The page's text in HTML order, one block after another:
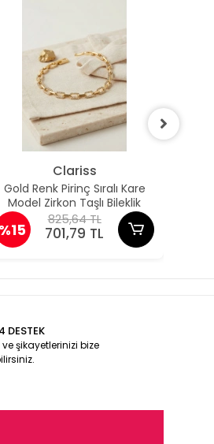
Clariss
Gold Renk Pirinç Sıralı Kare
Model Zirkon Taşlı Bileklik
%15
825,64 TL
701,79 TL
DESTEK
ve şikayetlerinizi bize